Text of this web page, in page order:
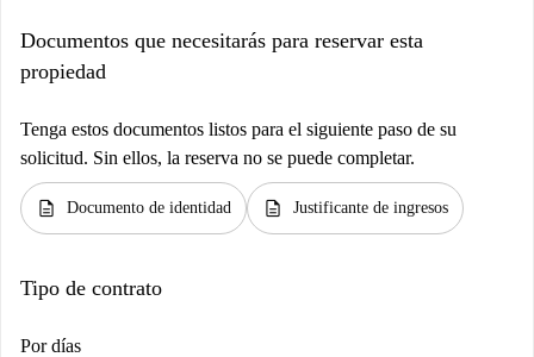
Documentos que necesitarás para reservar esta
propiedad
Tenga estos documentos listos para el siguiente paso de su
solicitud. Sin ellos, la reserva no se puede completar.
description Documento de identidad description Justificante de ingresos
Tipo de contrato
Por días